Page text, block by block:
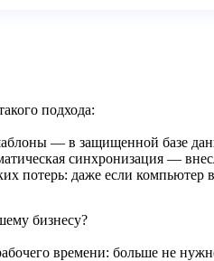
подхода:
— в защищенной базе
синхронизация —
потерь: даже если компьютер
бизнесу?
времени: больше не